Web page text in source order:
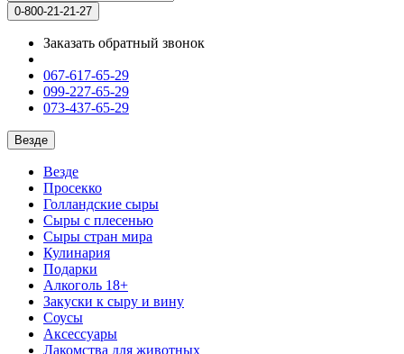
0-800-21-21-27
Заказать обратный звонок
067-617-65-29
099-227-65-29
073-437-65-29
Везде
Везде
Просекко
Голландские сыры
Сыры с плесенью
Сыры стран мира
Кулинария
Подарки
Алкоголь 18+
Закуски к сыру и вину
Соусы
Аксессуары
Лакомства для животных